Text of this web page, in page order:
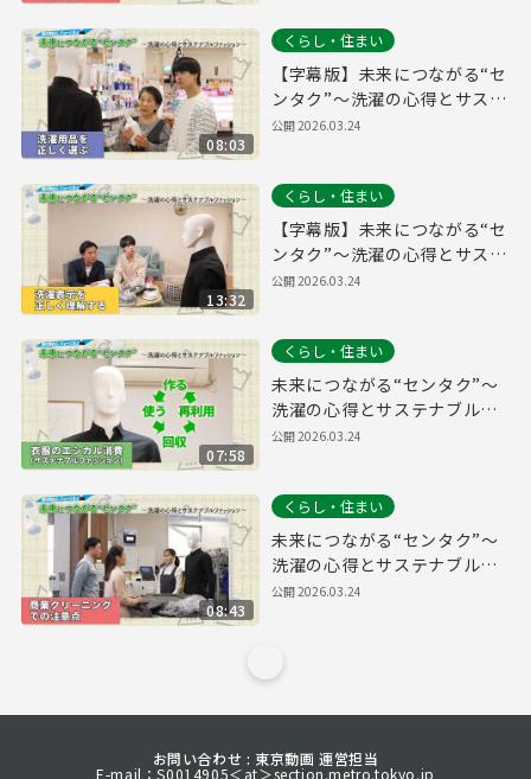
08:03
くらし・住まい
【字幕版】未来につながる“セ
ンタク”～洗濯の心得とサステ
ナブルファッション～【洗濯
公開2026.03.24
13:32
くらし・住まい
【字幕版】未来につながる“セ
ンタク”～洗濯の心得とサステ
ナブルファッション～【洗濯
公開2026.03.24
07:58
くらし・住まい
未来につながる“センタク”～
洗濯の心得とサステナブルフ
ァッション～【衣類のエシカ
公開2026.03.24
08:43
くらし・住まい
未来につながる“センタク”～
洗濯の心得とサステナブルフ
ァッション～【商業クリーニ
公開2026.03.24
お問い合わせ : 東京動画 運営担当
E-mail：S0014905＜at＞section.metro.tokyo.jp